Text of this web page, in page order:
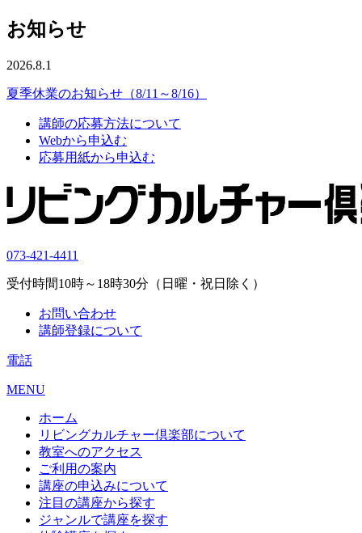
お知らせ
2026.8.1
夏季休業のお知らせ（8/11～8/16）
講師の応募方法について
Webから申込む
応募用紙から申込む
073-421-4411
受付時間10時～18時30分（日曜・祝日除く）
お問い合わせ
講師登録について
電話
MENU
ホーム
リビングカルチャー倶楽部について
教室へのアクセス
ご利用の案内
講座の申込みについて
注目の講座から探す
ジャンルで講座を探す